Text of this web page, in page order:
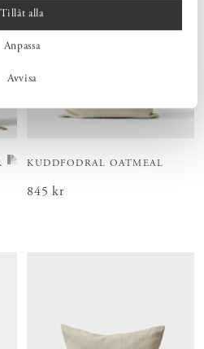
Tillåt alla
Anpassa
Avvisa
KUDDFODRAL OATMEAL
Pris :845 kr
845 kr